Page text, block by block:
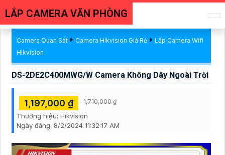
LẮP CAMERA VĂN PHÒNG
Camera Quan Sát Camera Hikvision Giá Rẻ
Lắp Camera Wifi
Hikvision
DS-2DE2C400MWG/W Camera Không Dây Ngoài Trời
1,197,000 ₫ 1,710,000 ₫
Thương hiệu: Hikvision
Ngày đăng: 8/2/2024 11:32:17 AM